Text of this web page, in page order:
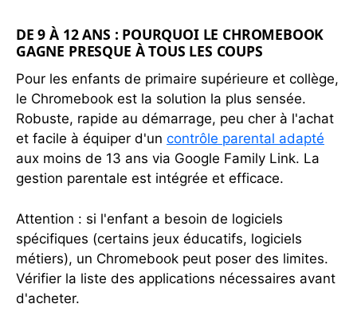
DE 9 À 12 ANS : POURQUOI LE CHROMEBOOK
GAGNE PRESQUE À TOUS LES COUPS
Pour les enfants de primaire supérieure et collège,
le Chromebook est la solution la plus sensée.
Robuste, rapide au démarrage, peu cher à l'achat
et facile à équiper d'un contrôle parental adapté
aux moins de 13 ans via Google Family Link. La
gestion parentale est intégrée et efficace.
Attention : si l'enfant a besoin de logiciels
spécifiques (certains jeux éducatifs, logiciels
métiers), un Chromebook peut poser des limites.
Vérifier la liste des applications nécessaires avant
d'acheter.